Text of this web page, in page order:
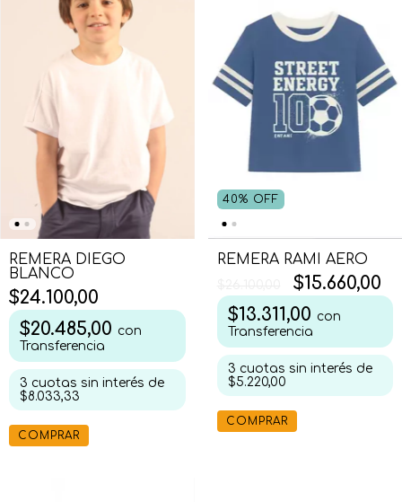
REMERA DIEGO
BLANCO
$24.100,00
$20.485,00 con
Transferencia
3 cuotas sin interés de
$8.033,33
COMPRAR
40% OFF
REMERA RAMI AERO
$15.660,00
$13.311,00 con
Transferencia
3 cuotas sin interés de
$5.220,00
COMPRAR